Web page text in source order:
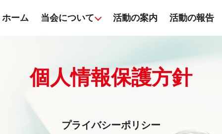
ホーム 当会について 活動の案内 活動の報告
個人情報保護方針
プライバシーポリシー